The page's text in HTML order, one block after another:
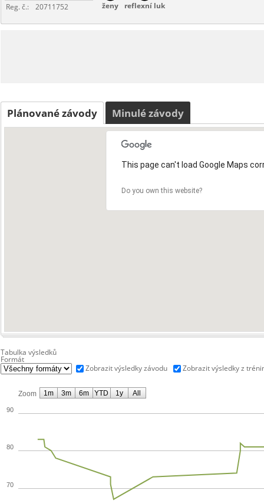
Reg. č.: 20711752 ženy reflexní luk
Plánované závody Minulé závody
This page can't load Google Maps
Do you own this website?
Tabulka výsledků
Formát
Zobrazit výsledky závodu
Zobrazit výsledky z
Zoom
70
80
90
1m 3m 6m YTD 1y All